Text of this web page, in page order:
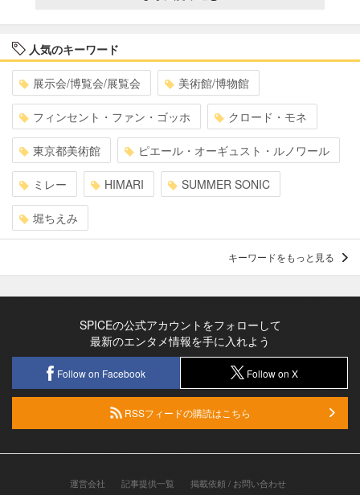
人気のキーワード
展示会/博覧会/展覧会 美術館/博物館
フィンセント・ファン・ゴッホ クロード・モネ
東京都美術館 ピエール・オーギュスト・ルノワール
ミレー HIMARI SUMMER SONIC
堀ちえみ
キーワードをもっと見る
SPICEの公式アカウントをフォローして
最新のエンタメ情報を手に入れよう
Follow on Facebook Follow on X
RSSフィードの購読はこちら
運営会社 記事提供一覧 掲載依頼 / お問い合わせ